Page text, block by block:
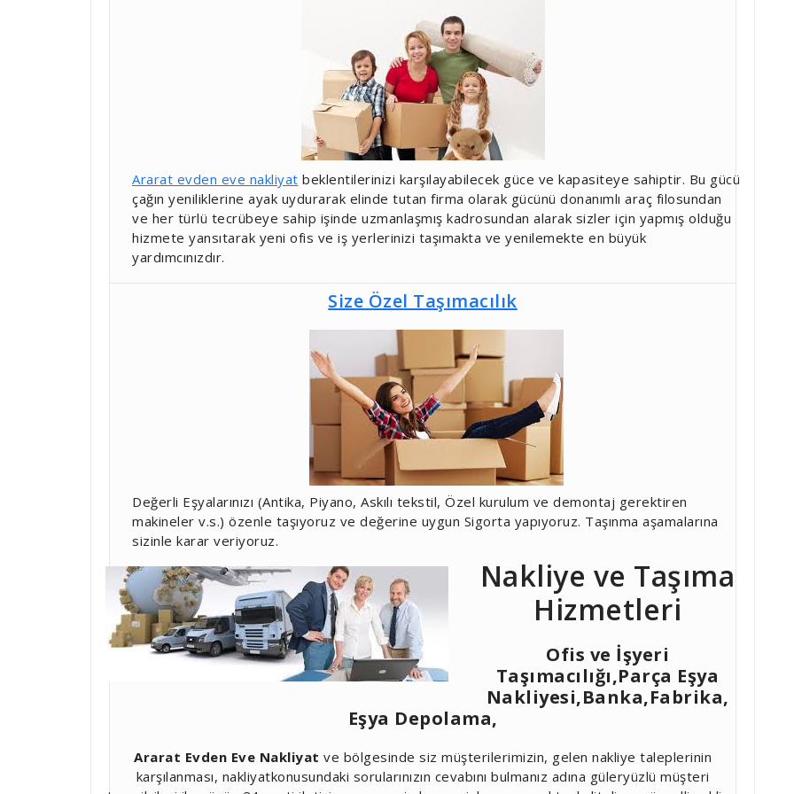
Ararat evden eve nakliyat beklentilerinizi karşılayabilecek güce ve kapasiteye sahiptir. Bu gücü
çağın yeniliklerine ayak uydurarak elinde tutan firma olarak gücünü donanımlı araç filosundan
ve her türlü tecrübeye sahip işinde uzmanlaşmış kadrosundan alarak sizler için yapmış olduğu
hizmete yansıtarak yeni ofis ve iş yerlerinizi taşımakta ve yenilemekte en büyük
yardımcınızdır.
Size Özel Taşımacılık
Değerli Eşyalarınızı (Antika, Piyano, Askılı tekstil, Özel kurulum ve demontaj gerektiren
makineler v.s.) özenle taşıyoruz ve değerine uygun Sigorta yapıyoruz. Taşınma aşamalarına
sizinle karar veriyoruz.
Nakliye ve Taşıma
Hizmetleri
Ofis ve İşyeri
Taşımacılığı,Parça Eşya
Nakliyesi,Banka,Fabrika,
Eşya Depolama,
Ararat Evden Eve Nakliyat ve bölgesinde siz müşterilerimizin, gelen nakliye taleplerinin
karşılanması, nakliyatkonusundaki sorularınızın cevabını bulmanız adına güleryüzlü müşteri